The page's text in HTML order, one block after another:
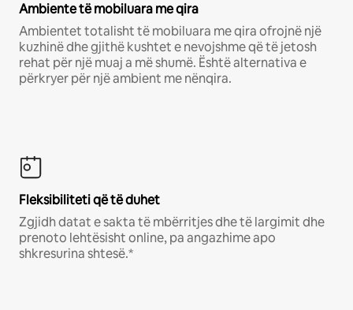
Ambiente të mobiluara me qira
Ambientet totalisht të mobiluara me qira ofrojnë një
kuzhinë dhe gjithë kushtet e nevojshme që të jetosh
rehat për një muaj a më shumë. Është alternativa e
përkryer për një ambient me nënqira.
Fleksibiliteti që të duhet
Zgjidh datat e sakta të mbërritjes dhe të largimit dhe
prenoto lehtësisht online, pa angazhime apo
shkresurina shtesë.*